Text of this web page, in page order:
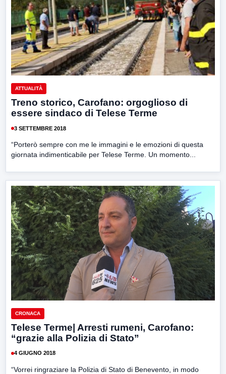
ATTUALITÀ
Treno storico, Carofano: orgoglioso di
essere sindaco di Telese Terme
3 SETTEMBRE 2018
“Porterò sempre con me le immagini e le emozioni di questa
giornata indimenticabile per Telese Terme. Un momento...
CRONACA
Telese Terme| Arresti rumeni, Carofano:
“grazie alla Polizia di Stato”
4 GIUGNO 2018
“Vorrei ringraziare la Polizia di Stato di Benevento, in modo